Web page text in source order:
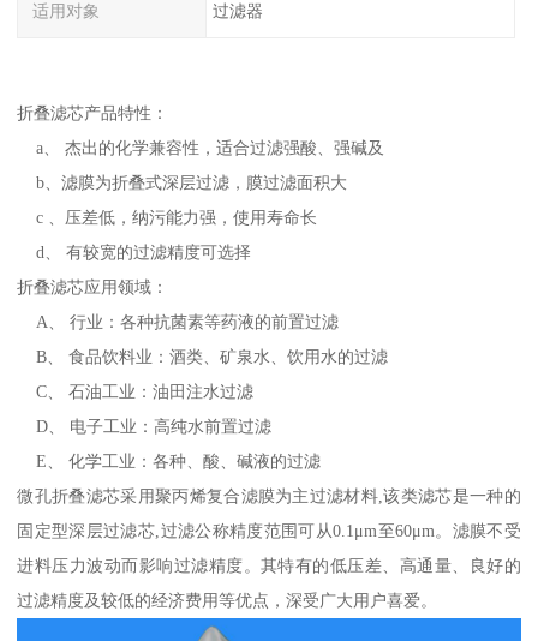
适用对象 过滤器
折叠滤芯产品特性：
a、 杰出的化学兼容性，适合过滤强酸、强碱及
b、滤膜为折叠式深层过滤，膜过滤面积大
c 、压差低，纳污能力强，使用寿命长
d、 有较宽的过滤精度可选择
折叠滤芯应用领域：
A、 行业：各种抗菌素等药液的前置过滤
B、 食品饮料业：酒类、矿泉水、饮用水的过滤
C、 石油工业：油田注水过滤
D、 电子工业：高纯水前置过滤
E、 化学工业：各种、酸、碱液的过滤
微孔折叠滤芯采用聚丙烯复合滤膜为主过滤材料,该类滤芯是一种的
固定型深层过滤芯,过滤公称精度范围可从0.1μm至60μm。滤膜不受
进料压力波动而影响过滤精度。其特有的低压差、高通量、良好的
过滤精度及较低的经济费用等优点，深受广大用户喜爱。